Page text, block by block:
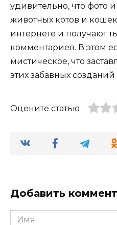
удивительно, что фото
животных котов и
интернете и получают
комментариев. В этом
мистическое, что
этих забавных
Оцените статью
Добавить
Имя